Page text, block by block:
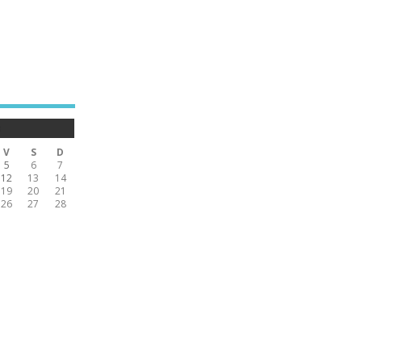
V S
D
5 6
7
12 13
14
19 20
21
26 27
28